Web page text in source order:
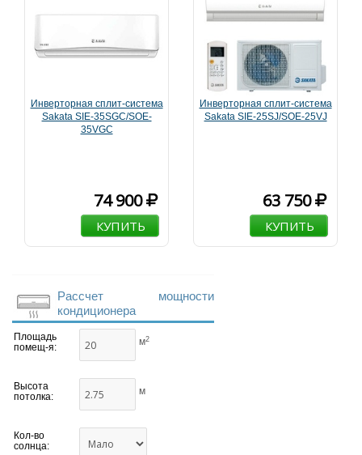
Инверторная сплит-система
Sakata SIE-35SGC/SOE-
35VGC
74 900
КУПИТЬ
Инверторная сплит-система
Sakata SIE-25SJ/SOE-25VJ
63 750
КУПИТЬ
Рассчет мощности
кондиционера
Площадь
помещ-я:
м2
Высота
потолка:
м
Кол-во
солнца: